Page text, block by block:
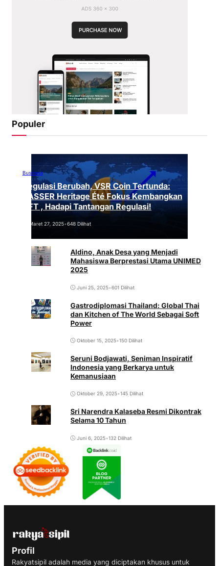
Populer
Business
Regulasi Berubah, VSR Coin Tertunda:
VASSER Heritage Été Fokus Kembangkan
NFT , Hadapi Tantangan Regulasi!
Maret 27, 2025•648 Dilihat
Aldino, Anak Desa yang Menjadi
Mahasiswa Berprestasi Utama UNIMED
2025
Juni 25, 2025•601 Dilihat
Gastrodiplomasi Thailand: Global Thai
dan Kitchen of The World Sebagai Soft
Power
Oktober 15, 2025•150 Dilihat
Seruni Bodjawati, Seniman Inspiratif
Indonesia yang Berkarya untuk
Kemanusiaan
Oktober 29, 2025•145 Dilihat
Sri Narendra Kalaseba Resmi Dikontrak
Selama 10 Tahun
Juni 6, 2025•132 Dilihat
Profil
Rakyatsipil adalah media yang diciptakan khusus untuk